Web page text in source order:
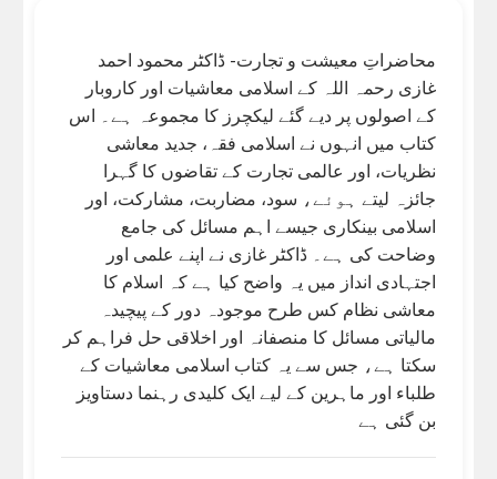
محاضراتِ معیشت و تجارت- ڈاکٹر محمود احمد
غازی رحمہ اللہ کے اسلامی معاشیات اور کاروبار
کے اصولوں پر دیے گئے لیکچرز کا مجموعہ ہے۔ اس
کتاب میں انہوں نے اسلامی فقہ، جدید معاشی
نظریات، اور عالمی تجارت کے تقاضوں کا گہرا
جائزہ لیتے ہوئے، سود، مضاربت، مشارکت، اور
اسلامی بینکاری جیسے اہم مسائل کی جامع
وضاحت کی ہے۔ ڈاکٹر غازی نے اپنے علمی اور
اجتہادی انداز میں یہ واضح کیا ہے کہ اسلام کا
معاشی نظام کس طرح موجودہ دور کے پیچیدہ
مالیاتی مسائل کا منصفانہ اور اخلاقی حل فراہم کر
سکتا ہے، جس سے یہ کتاب اسلامی معاشیات کے
طلباء اور ماہرین کے لیے ایک کلیدی رہنما دستاویز
بن گئی ہے